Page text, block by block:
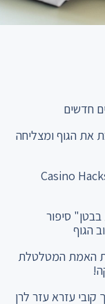
את הגוף ומצליחה
Casino
ל"קוביות בבטן" סיפור
הגוף
את האמת המטלטלת
עזרא עזר לרן